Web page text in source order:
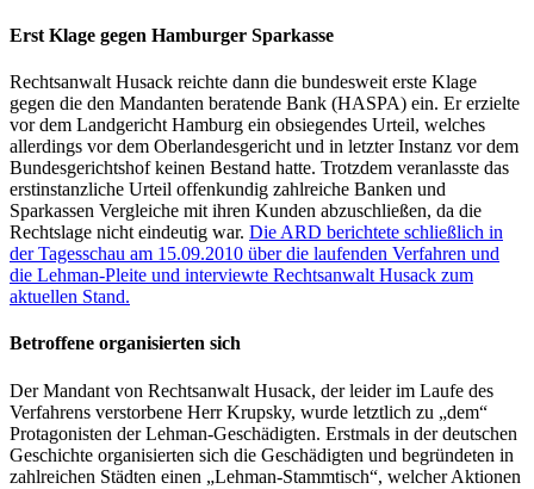
Erst Klage gegen Hamburger Sparkasse
Rechtsanwalt Husack reichte dann die bundesweit erste Klage
gegen die den Mandanten beratende Bank (HASPA) ein. Er erzielte
vor dem Landgericht Hamburg ein obsiegendes Urteil, welches
allerdings vor dem Oberlandesgericht und in letzter Instanz vor dem
Bundesgerichtshof keinen Bestand hatte. Trotzdem veranlasste das
erstinstanzliche Urteil offenkundig zahlreiche Banken und
Sparkassen Vergleiche mit ihren Kunden abzuschließen, da die
Rechtslage nicht eindeutig war. Die ARD berichtete schließlich in
der Tagesschau am 15.09.2010 über die laufenden Verfahren und
die Lehman-Pleite und interviewte Rechtsanwalt Husack zum
aktuellen Stand.
Betroffene organisierten sich
Der Mandant von Rechtsanwalt Husack, der leider im Laufe des
Verfahrens verstorbene Herr Krupsky, wurde letztlich zu „dem“
Protagonisten der Lehman-Geschädigten. Erstmals in der deutschen
Geschichte organisierten sich die Geschädigten und begründeten in
zahlreichen Städten einen „Lehman-Stammtisch“, welcher Aktionen